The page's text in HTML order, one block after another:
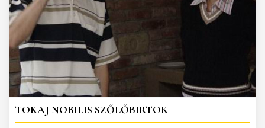
TOKAJ NOBILIS SZŐLŐBIRTOK